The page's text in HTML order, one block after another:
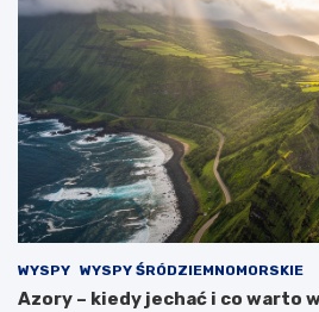
WYSPY WYSPY ŚRÓDZIEMNOMORSKIE
Azory – kiedy jechać i co warto